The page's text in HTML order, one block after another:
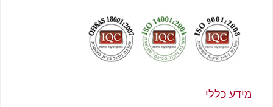
לצפייה בקטלוג רהיטים מסיןלחץ כאן
מידע כללי